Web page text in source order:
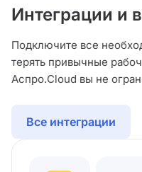
Интеграции и
Подключите все
терять привычные
Аспро.Cloud вы не
Все интеграции